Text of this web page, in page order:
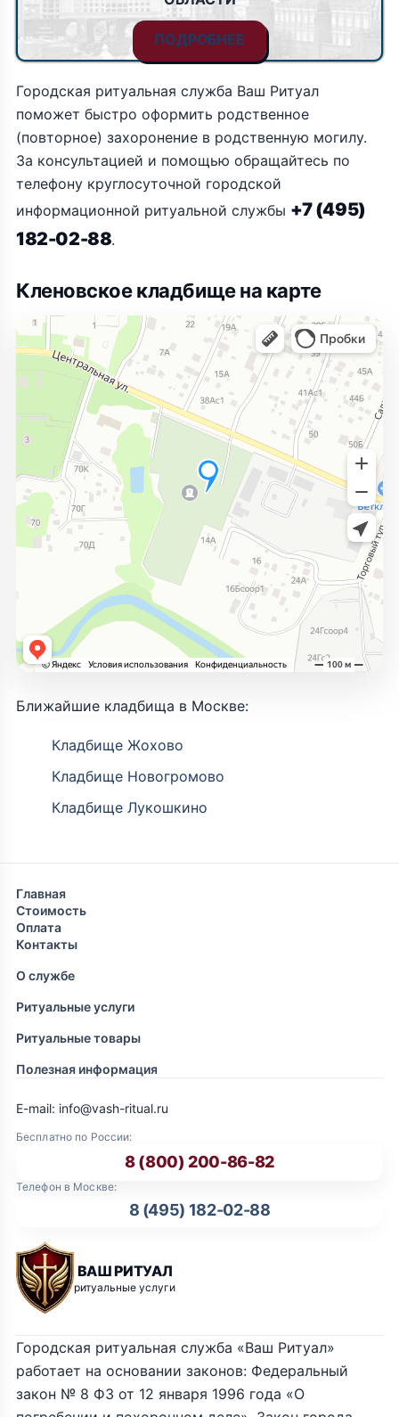
ПОДРОБНЕЕ
Городская ритуальная служба Ваш Ритуал
поможет быстро оформить родственное
(повторное) захоронение в родственную могилу.
За консультацией и помощью обращайтесь по
телефону круглосуточной городской
информационной ритуальной службы +7 (495)
182-02-88.
Кленовское кладбище на карте
Ближайшие кладбища в Москве:
Кладбище Жохово
Кладбище Новогромово
Кладбище Лукошкино
Главная
Стоимость
Оплата
Контакты
О службе
Ритуальные услуги
Ритуальные товары
Полезная информация
ВАШ РИТУАЛ
ритуальные услуги
Бесплатно по России:
8 (800) 200-86-82
Телефон в Москве:
8 (495) 182-02-88
E-mail: info@vash-ritual.ru
Городская ритуальная служба «Ваш Ритуал»
работает на основании законов: Федеральный
закон № 8 ФЗ от 12 января 1996 года «О